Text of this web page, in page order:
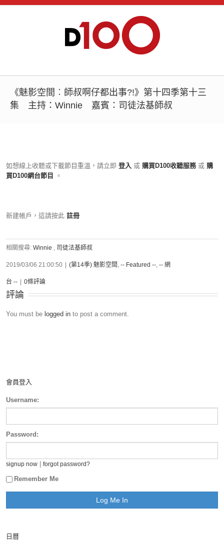
《魅影空間︰師叔啊仔都出事?!》第十四季第十三
集 主持：Winnie 嘉賓：司徒法基師叔
如想線上收聽或下載節目重溫，請立即 登入 或 購買D100收聽服務 或 購
買D100網台節目
。
新建帳戶，這請按此 註冊
相關搜尋: Winnie , 司徒法基師叔
2019/03/06 21:00:50 (第14季) 魅影空間 , -- Featured --, -- 網
台 -- 0條評論
評論
You must be logged in to post a comment.
會員登入
Username:
Password:
signup now forgot password?
Remember Me
日曆